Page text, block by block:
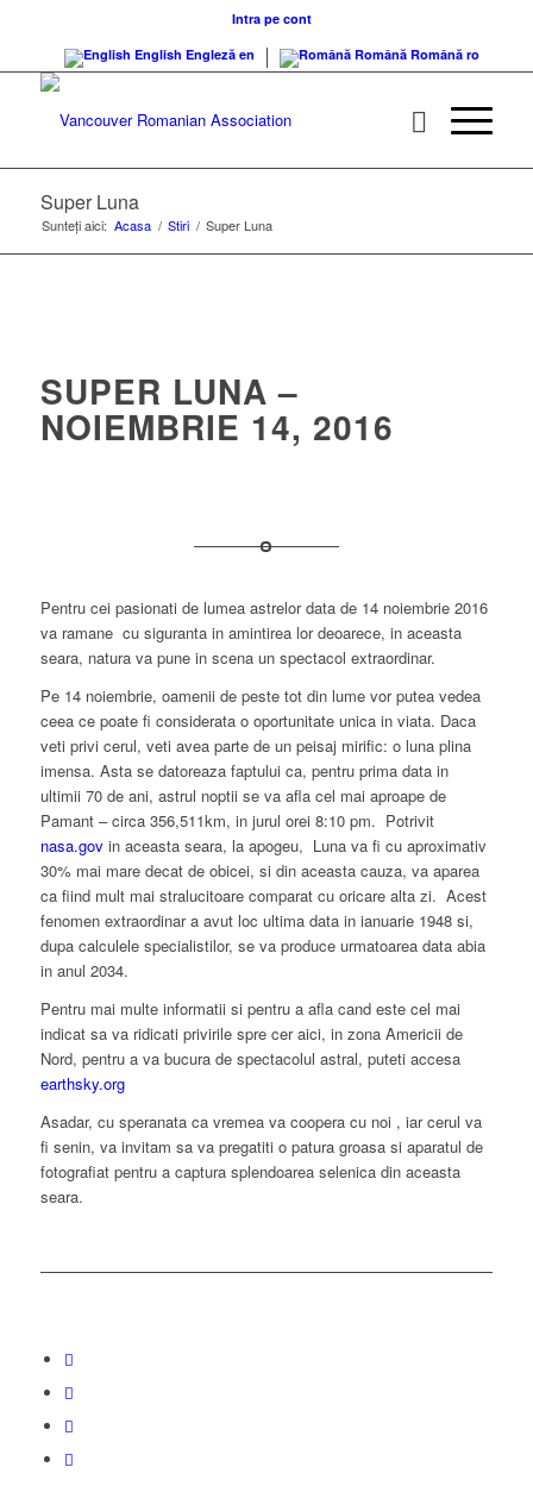
Intra pe cont
English Engleză en Română Română ro
Super Luna
Sunteți aici: Acasa / Stiri / Super Luna
SUPER LUNA –
NOIEMBRIE 14, 2016
Pentru cei pasionati de lumea astrelor data de 14 noiembrie 2016
va ramane cu siguranta in amintirea lor deoarece, in aceasta
seara, natura va pune in scena un spectacol extraordinar.
Pe 14 noiembrie, oamenii de peste tot din lume vor putea vedea
ceea ce poate fi considerata o oportunitate unica in viata. Daca
veti privi cerul, veti avea parte de un peisaj mirific: o luna plina
imensa. Asta se datoreaza faptului ca, pentru prima data in
ultimii 70 de ani, astrul noptii se va afla cel mai aproape de
Pamant – circa 356,511km, in jurul orei 8:10 pm. Potrivit
nasa.govin aceasta seara, la apogeu, Luna va fi cu aproximativ
30% mai mare decat de obicei, si din aceasta cauza, va aparea
ca fiind mult mai stralucitoare comparat cu oricare alta zi. Acest
fenomen extraordinar a avut loc ultima data in ianuarie 1948 si,
dupa calculele specialistilor, se va produce urmatoarea data abia
in anul 2034.
Pentru mai multe informatii si pentru a afla cand este cel mai
indicat sa va ridicati privirile spre cer aici, in zona Americii de
Nord, pentru a va bucura de spectacolul astral, puteti accesa
earthsky.org
Asadar, cu speranata ca vremea va coopera cu noi , iar cerul va
fi senin, va invitam sa va pregatiti o patura groasa si aparatul de
fotografiat pentru a captura splendoarea selenica din aceasta
seara.